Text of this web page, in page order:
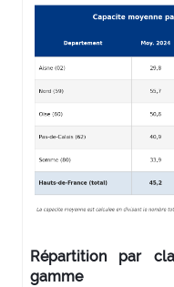
Répartition par
gamme